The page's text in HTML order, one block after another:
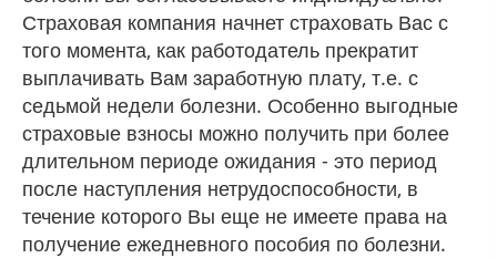
Страховая компания начнет страховать Вас с
того момента, как работодатель прекратит
выплачивать Вам заработную плату, т.е. с
седьмой недели болезни. Особенно выгодные
страховые взносы можно получить при более
длительном периоде ожидания - это период
после наступления нетрудоспособности, в
течение которого Вы еще не имеете права на
получение ежедневного пособия по болезни.